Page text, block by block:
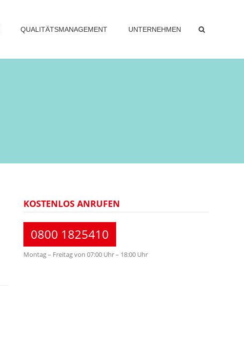
QUALITÄTSMANAGEMENT UNTERNEHMEN
KOSTENLOS ANRUFEN
0800 1825410
Montag – Freitag von 07:00 Uhr – 18:00 Uhr